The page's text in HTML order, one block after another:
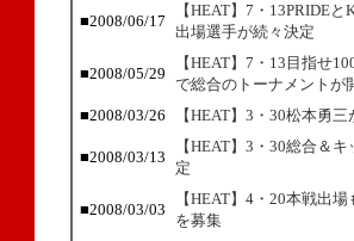
■2008/06/17
【HEAT】7・13PRIDE
出場選手が続々決定
■2008/05/29
【HEAT】7・13目指せ
で総合のトーナメントが
■2008/03/26
【HEAT】3・30松本勇
■2008/03/13
【HEAT】3・30総合＆
定
■2008/03/03
【HEAT】4・20本戦出
を募集